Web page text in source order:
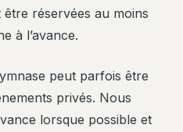
être réservées au moins
à l’avance.
peut parfois être
privés. Nous
lorsque possible et